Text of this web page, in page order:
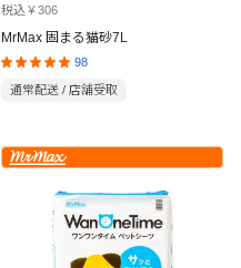
税込￥306
MrMax 固まる猫砂7L
98
通常配送 / 店舗受取